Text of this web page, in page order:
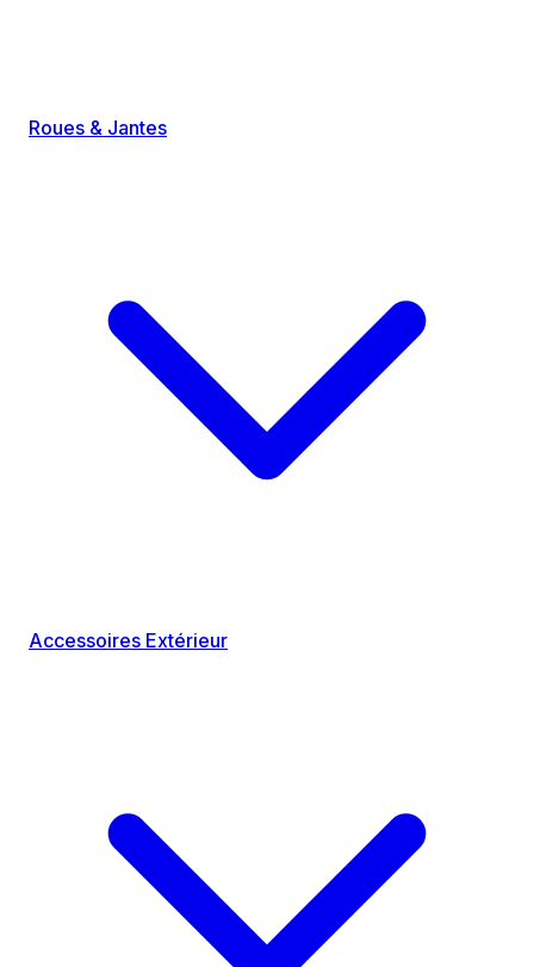
Roues & Jantes
Accessoires Extérieur